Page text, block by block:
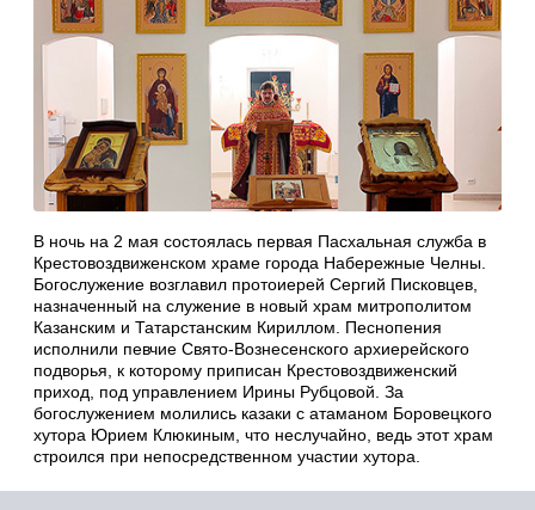
В ночь на 2 мая состоялась первая Пасхальная служба в
Крестовоздвиженском храме города Набережные Челны.
Богослужение возглавил протоиерей Сергий Писковцев,
назначенный на служение в новый храм митрополитом
Казанским и Татарстанским Кириллом. Песнопения
исполнили певчие Свято-Вознесенского архиерейского
подворья, к которому приписан Крестовоздвиженский
приход, под управлением Ирины Рубцовой. За
богослужением молились казаки с атаманом Боровецкого
хутора Юрием Клюкиным, что неслучайно, ведь этот храм
строился при непосредственном участии хутора.